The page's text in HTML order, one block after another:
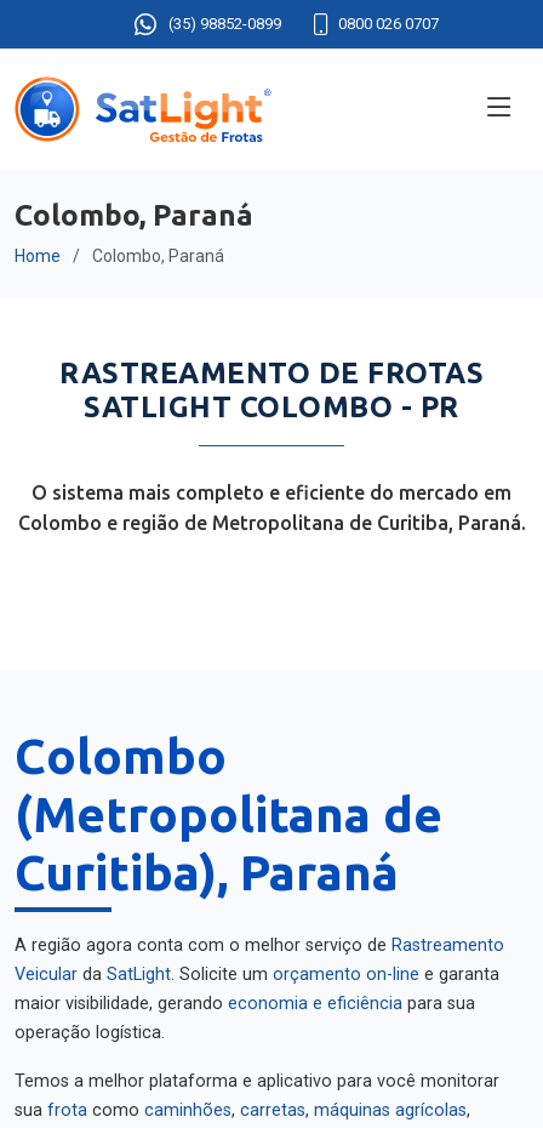
(35) 98852-0899 0800 026 0707
Colombo, Paraná
Home Colombo, Paraná
RASTREAMENTO DE FROTAS
SATLIGHT COLOMBO - PR
O sistema mais completo e eficiente do mercado em
Colombo e região de Metropolitana de Curitiba, Paraná.
Colombo
(Metropolitana de
Curitiba), Paraná
A região agora conta com o melhor serviço de Rastreamento
Veicular da SatLight. Solicite um orçamento on-line e garanta
maior visibilidade, gerando economia e eficiência para sua
operação logística.
Temos a melhor plataforma e aplicativo para você monitorar
sua frota como caminhões, carretas, máquinas agrícolas,